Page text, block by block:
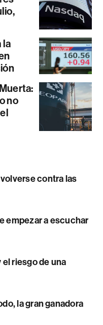
la
no
contra las
empezar a escuchar
riesgo de una
la gran ganadora